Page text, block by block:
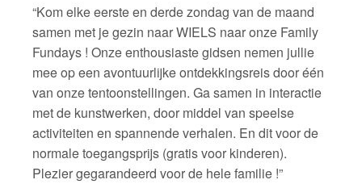
“Kom elke eerste en derde zondag van de maand
samen met je gezin naar WIELS naar onze Family
Fundays ! Onze enthousiaste gidsen nemen jullie
mee op een avontuurlijke ontdekkingsreis door één
van onze tentoonstellingen. Ga samen in interactie
met de kunstwerken, door middel van speelse
activiteiten en spannende verhalen. En dit voor de
normale toegangsprijs (gratis voor kinderen).
Plezier gegarandeerd voor de hele familie !”